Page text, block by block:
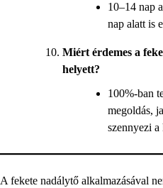
10–14 nap
nap alatt is
Miért érdemes a
helyett?
100%-ban
megoldás,
szennyezi a
A fekete nadálytő alkalmazásával